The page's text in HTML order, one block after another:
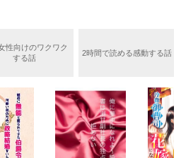
手足
綺麗な青色の瞳
いったが……
あの近衛騎士団長だと判明した。
てやろう。だが、何でもするとい
」
性向けのワクワク
する話
2時間で読める感動する話